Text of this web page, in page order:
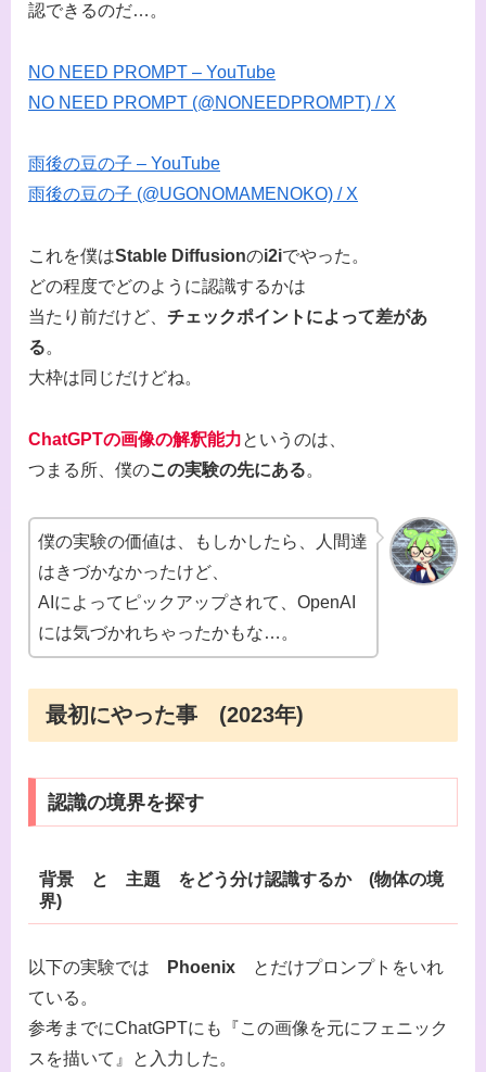
認できるのだ…。
NO NEED PROMPT – YouTube
NO NEED PROMPT (@NONEEDPROMPT) / X
雨後の豆の子 – YouTube
雨後の豆の子 (@UGONOMAMENOKO) / X
これを僕はStable Diffusionのi2iでやった。
どの程度でどのように認識するかは
当たり前だけど、 チェックポイントによって差があ
る。
大枠は同じだけどね。
ChatGPTの画像の解釈能力というのは、
つまる所、僕のこの実験の先にある。
僕の実験の価値は、もしかしたら、人間達
はきづかなかったけど、
AIによってピックアップされて、OpenAI
には気づかれちゃったかもな…。
最初にやった事 (2023年)
認識の境界を探す
背景 と 主題 をどう分け認識するか(物体の境
界)
以下の実験では Phoenix とだけプロンプトをいれ
ている。
参考までにChatGPTにも『この画像を元にフェニック
スを描いて』と入力した。